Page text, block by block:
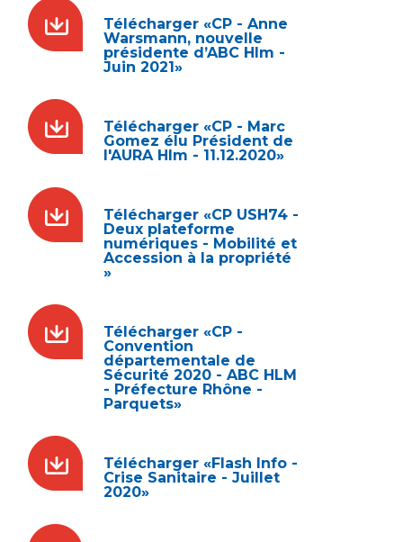
Télécharger «CP - Anne
Warsmann, nouvelle
présidente d’ABC Hlm -
Juin 2021»
Télécharger «CP - Marc
Gomez élu Président de
l'AURA Hlm - 11.12.2020»
Télécharger «CP USH74 -
Deux plateforme
numériques - Mobilité et
Accession à la propriété
»
Télécharger «CP -
Convention
départementale de
Sécurité 2020 - ABC HLM
- Préfecture Rhône -
Parquets»
Télécharger «Flash Info -
Crise Sanitaire - Juillet
2020»